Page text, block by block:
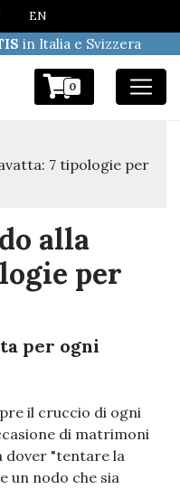
EN
in Italia e Svizzera
0
7 tipologie per
alla
per
per ogni
il cruccio di ogni
di matrimoni
dover "tentare la
un nodo che sia